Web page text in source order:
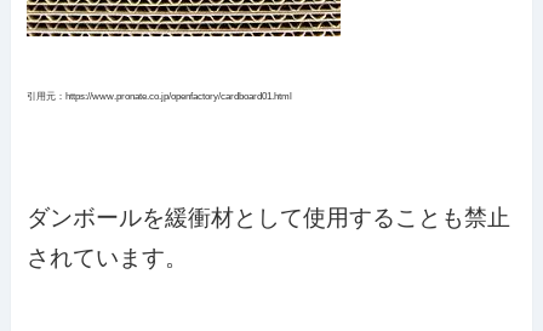
引用元：https://www.pronate.co.jp/openfactory/cardboard01.html
ダンボールを緩衝材として使用することも禁止
されています。